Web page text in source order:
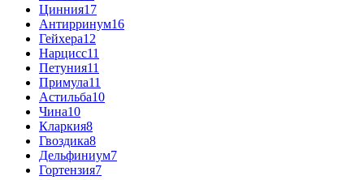
Цинния17
Антирринум16
Гейхера12
Нарцисс11
Петуния11
Примула11
Астильба10
Чина10
Кларкия8
Гвоздика8
Дельфиниум7
Гортензия7